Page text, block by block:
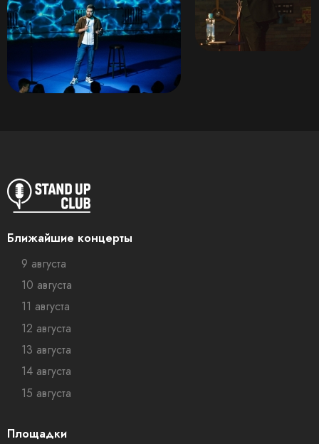
Ближайшие концерты
9 августа
10 августа
11 августа
12 августа
13 августа
14 августа
15 августа
Площадки